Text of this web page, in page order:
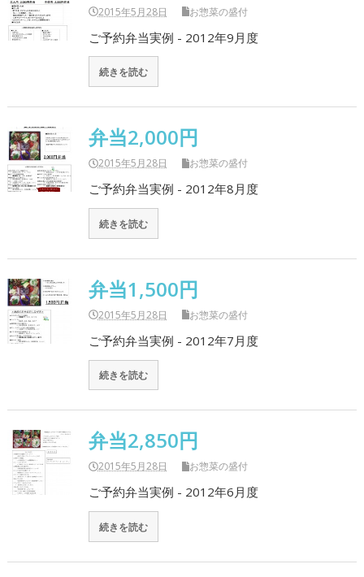
2015年5月28日 お惣菜の盛付
ご予約弁当実例 - 2012年9月度
続きを読む
弁当2,000円
2015年5月28日 お惣菜の盛付
ご予約弁当実例 - 2012年8月度
続きを読む
弁当1,500円
2015年5月28日 お惣菜の盛付
ご予約弁当実例 - 2012年7月度
続きを読む
弁当2,850円
2015年5月28日 お惣菜の盛付
ご予約弁当実例 - 2012年6月度
続きを読む